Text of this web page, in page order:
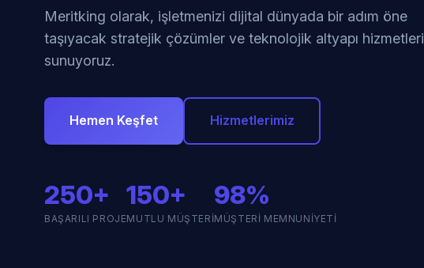
Meritking olarak, işletmenizi dijital dünyada bir adım öne
taşıyacak stratejik çözümler ve teknolojik altyapı hizmetleri
sunuyoruz.
Hemen Keşfet Hizmetlerimiz
250+
BAŞARILI PROJE
150+
MUTLU MÜŞTERI
98%
MÜŞTERI MEMNUNIYETI